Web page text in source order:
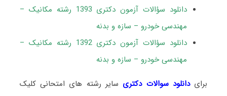
دانلود سؤالات آزمون دکتری 1393 رشته مکانیک –
مهندسی خودرو – سازه و بدنه
دانلود سؤالات آزمون دکتری 1392 رشته مکانیک –
مهندسی خودرو – سازه و بدنه
برایدانلود سوالات دکتری سایر رشته های امتحانی کلیک